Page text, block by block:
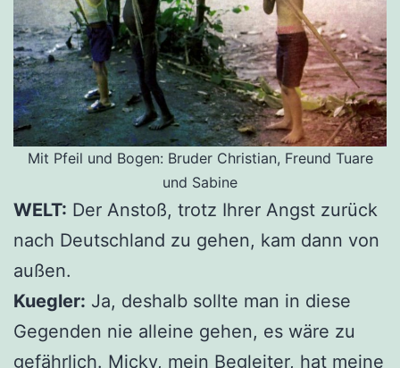
Mit Pfeil und Bogen: Bruder Christian, Freund Tuare
und Sabine
WELT: Der Anstoß, trotz Ihrer Angst zurück
nach Deutschland zu gehen, kam dann von
außen.
Kuegler: Ja, deshalb sollte man in diese
Gegenden nie alleine gehen, es wäre zu
gefährlich. Micky, mein Begleiter, hat meine